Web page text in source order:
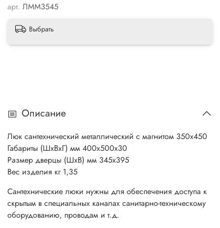
арт. ЛММ3545
Выбрать
Описание
Люк сантехнический металлический с магнитом 350х450
Габариты (ШхВхГ) мм 400х500х30
Размер дверцы (ШхВ) мм 345х395
Вес изделия кг 1,35
Сантехнические люки нужны для обеспечения доступа к
скрытым в специальных каналах санитарно-техническому
оборудованию, проводам и т.д.